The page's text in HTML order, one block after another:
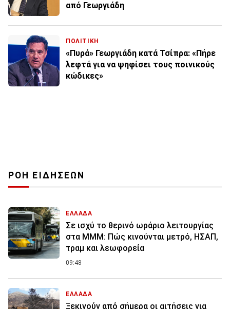
από Γεωργιάδη
ΠΟΛΙΤΙΚΗ
«Πυρά» Γεωργιάδη κατά Τσίπρα: «Πήρε
λεφτά για να ψηφίσει τους ποινικούς
κώδικες»
ΡΟΗ ΕΙΔΗΣΕΩΝ
ΕΛΛΑΔΑ
Σε ισχύ το θερινό ωράριο λειτουργίας
στα ΜΜΜ: Πώς κινούνται μετρό, ΗΣΑΠ,
τραμ και λεωφορεία
09:48
ΕΛΛΑΔΑ
Ξεκινούν από σήμερα οι αιτήσεις για